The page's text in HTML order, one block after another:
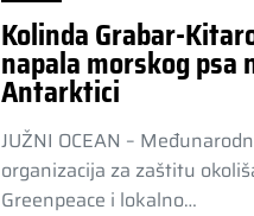
Kolinda Grabar-
napala morskog psa
Antarktici
JUŽNI OCEAN –
organizacija za zaštitu
Greenpeace i lokalno…